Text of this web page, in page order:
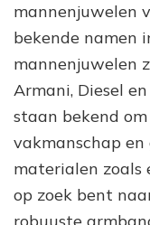
mannenjuwelen
bekende namen
mannenjuwelen
Armani, Diesel
staan bekend
vakmanschap
materialen zoals
op zoek bent